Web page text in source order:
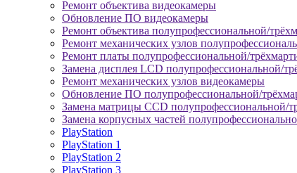
Ремонт объектива видеокамеры
Обновление ПО видеокамеры
Ремонт объектива полупрофессиональной/
Ремонт механических узлов
Ремонт платы полупрофессиональной/
Замена дисплея LCD полупрофессиональной/
Ремонт механических узлов видеокамеры
Обновление ПО полупрофессиональной/
Замена матрицы CCD полупрофессиональной/
Замена корпусных частей
PlayStation
PlayStation 1
PlayStation 2
PlayStation 3